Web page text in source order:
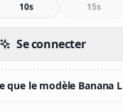
10s 15s
Se connecter
que le modèle Banana